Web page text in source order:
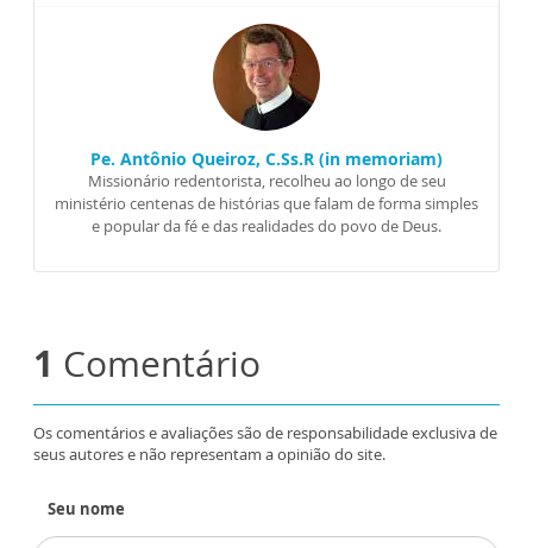
Pe. Antônio Queiroz, C.Ss.R (in memoriam)
Missionário redentorista, recolheu ao longo de seu
ministério centenas de histórias que falam de forma simples
e popular da fé e das realidades do povo de Deus.
1 Comentário
Os comentários e avaliações são de responsabilidade exclusiva de
seus autores e não representam a opinião do site.
Seu nome